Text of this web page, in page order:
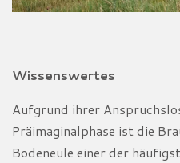
Wissenswertes
Aufgrund ihrer
Präimaginalphase ist die
Bodeneule einer der